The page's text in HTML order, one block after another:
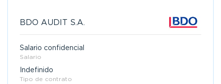
BDO AUDIT S.A.
Salario confidencial
Salario
Indefinido
Tipo de contrato